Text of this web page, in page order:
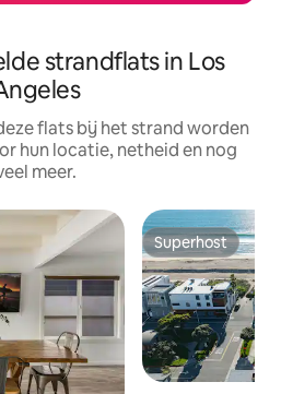
strandflats in Los
flats bij het strand worden
hun locatie, netheid en nog
meer.
Superhost
Superhost